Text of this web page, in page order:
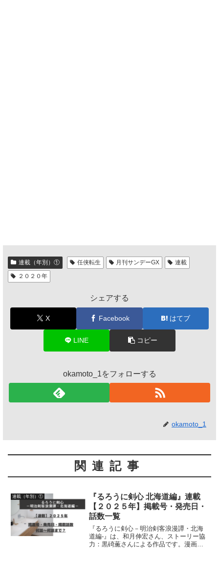
連載（年別）① 任侠転生 月刊サンデーGX
連載
２０２０年
シェアする
X Facebook はてブ
LINE コピー
okamoto_1をフォローする
okamoto_1
関連記事
連載（年別）①
『るろうに剣心 北海道編』連載
【２０２５年】掲載号・発売日・
話数一覧
『るろうに剣心－明治剣客浪漫譚・北海
道編-』は、和月伸宏さん、ストーリー協
力：黒碕薫さんによる作品です。漫画の